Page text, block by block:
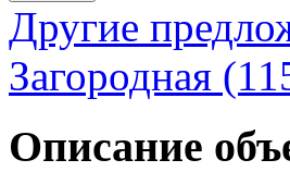
Другие
Загородная
Описание